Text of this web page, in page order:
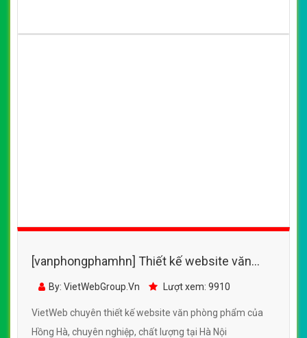
[vanphongphamhn] Thiết kế website văn
phòng phẩm của Hồng Hà đẹp SEO tốt
By: VietWebGroup.Vn Lượt xem: 9910
VietWeb chuyên thiết kế website văn phòng phẩm của
Hồng Hà, chuyên nghiệp, chất lượng tại Hà Nội